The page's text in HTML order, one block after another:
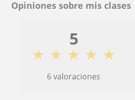
Opiniones sobre mis clases
5
★ ★ ★ ★ ★
6 valoraciones